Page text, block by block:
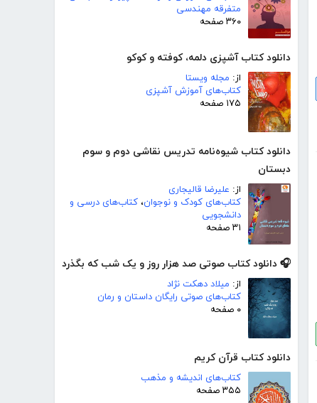
متفرقه مهندسی
۳۶۰ صفحه
دانلود کتاب آشپزی دلمه، کوفته و کوکو
از: مجله ویستا
کتاب‌های آموزش آشپزی
۱۷۵ صفحه
دانلود کتاب شیوه‌نامه تدریس نقاشی دوم و سوم
دبستان
از: علیرضا قالیجاری
کتاب‌های کودک و نوجوان، کتاب‌های درسی و
دانشجویی
۳۱ صفحه
🎧 دانلود کتاب صوتی صد هزار روز و یک شب که بگذرد
از: میلاد دهکت نژاد
کتاب‌های صوتی رایگان داستان و رمان
۰ صفحه
دانلود کتاب قرآن کریم
کتاب‌های اندیشه و مذهب
۳۵۵ صفحه